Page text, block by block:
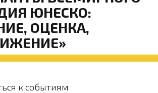
ЮНЕСКО:
ОЦЕНКА,
к событиям